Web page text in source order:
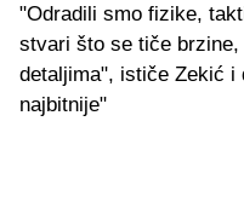
"Odradili smo fizike,
stvari što se tiče
detaljima", ističe Zekić i
najbitnije"